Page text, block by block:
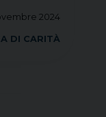
2024
DI CARITÀ